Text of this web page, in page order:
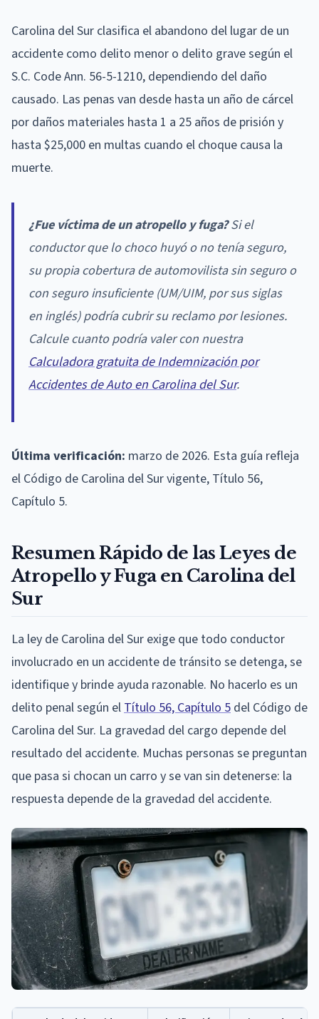
Carolina del Sur clasifica el abandono del lugar de un
accidente como delito menor o delito grave según el
S.C. Code Ann. 56-5-1210, dependiendo del daño
causado. Las penas van desde hasta un año de cárcel
por daños materiales hasta 1 a 25 años de prisión y
hasta $25,000 en multas cuando el choque causa la
muerte.
¿Fue víctima de un atropello y fuga?Si el
conductor que lo choco huyó o no tenía seguro,
su propia cobertura de automovilista sin seguro o
con seguro insuficiente (UM/UIM, por sus siglas
en inglés) podría cubrir su reclamo por lesiones.
Calcule cuanto podría valer con nuestra
Calculadora gratuita de Indemnización por
Accidentes de Auto en Carolina del Sur.
Última verificación: marzo de 2026. Esta guía refleja
el Código de Carolina del Sur vigente, Título 56,
Capítulo 5.
Resumen Rápido de las Leyes de
Atropello y Fuga en Carolina del
Sur
La ley de Carolina del Sur exige que todo conductor
involucrado en un accidente de tránsito se detenga, se
identifique y brinde ayuda razonable. No hacerlo es un
delito penal según el Título 56, Capítulo 5 del Código de
Carolina del Sur. La gravedad del cargo depende del
resultado del accidente. Muchas personas se preguntan
que pasa si chocan un carro y se van sin detenerse: la
respuesta depende de la gravedad del accidente.